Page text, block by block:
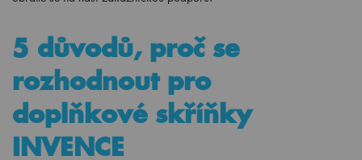
5 důvodů, proč se
rozhodnout pro
doplňkové skříňky
INVENCE